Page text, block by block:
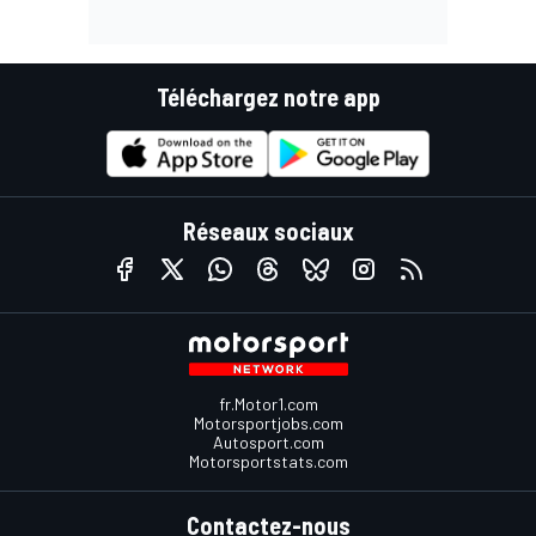
Téléchargez notre app
Réseaux sociaux
fr.Motor1.com
Motorsportjobs.com
Autosport.com
Motorsportstats.com
Contactez-nous